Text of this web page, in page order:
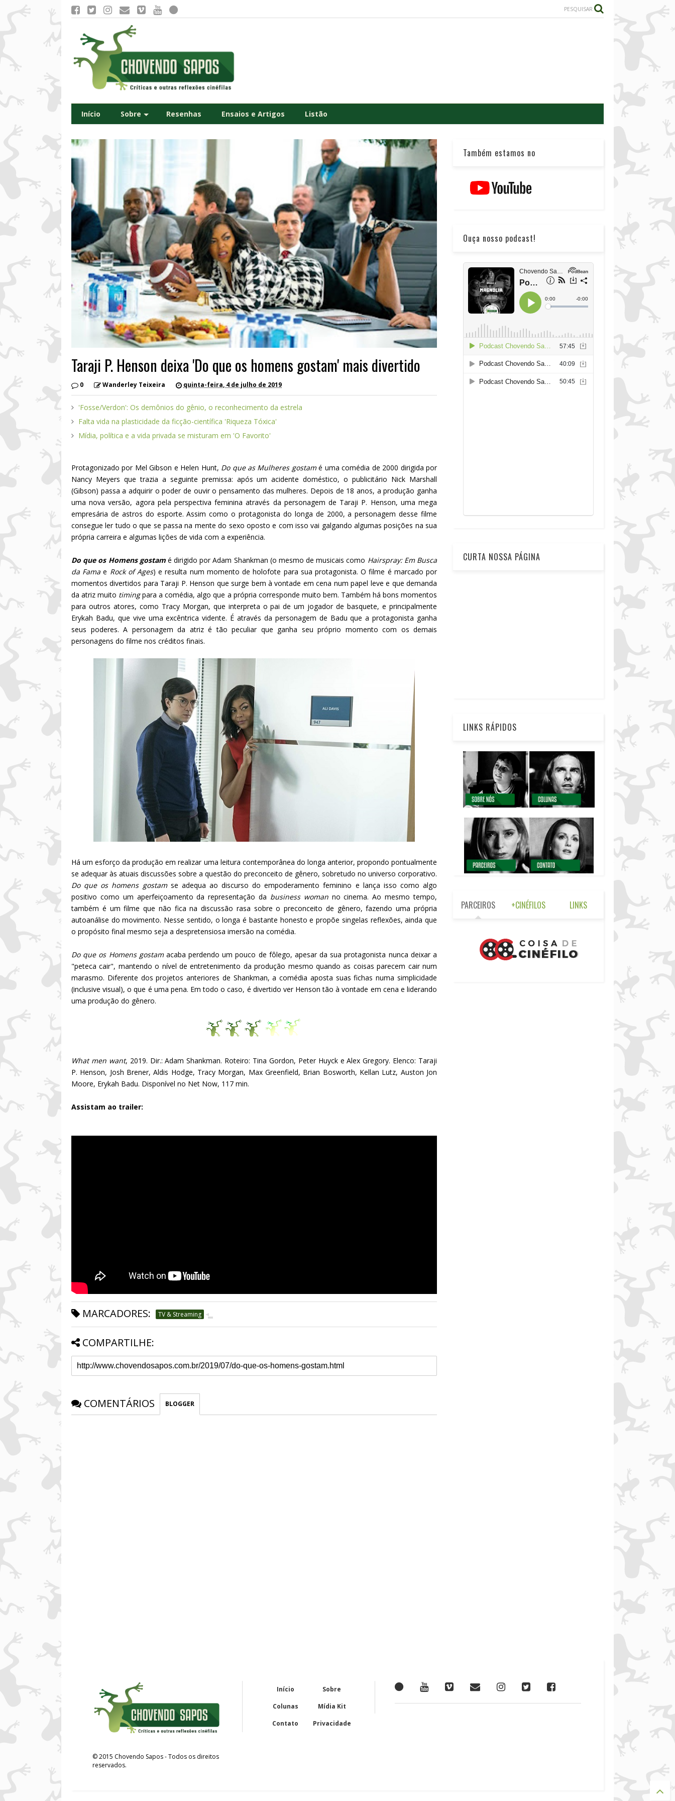
PESQUISAR
Início Sobre Resenhas Ensaios e Artigos Listão
Taraji P. Henson deixa 'Do que os homens gostam' mais divertido
0 Wanderley Teixeira quinta-feira, 4 de julho de 2019
'Fosse/Verdon': Os demônios do gênio, o reconhecimento da estrela
Falta vida na plasticidade da ficção-científica 'Riqueza Tóxica'
Mídia, política e a vida privada se misturam em 'O Favorito'
Protagonizado por Mel Gibson e Helen Hunt, Do que as Mulheres gostamé uma comédia de 2000 dirigida por
Nancy Meyers que trazia a seguinte premissa: após um acidente doméstico, o publicitário Nick Marshall
(Gibson) passa a adquirir o poder de ouvir o pensamento das mulheres. Depois de 18 anos, a produção ganha
uma nova versão, agora pela perspectiva feminina através da personagem de Taraji P. Henson, uma mega
empresária de astros do esporte. Assim como o protagonista do longa de 2000, a personagem desse filme
consegue ler tudo o que se passa na mente do sexo oposto e com isso vai galgando algumas posições na sua
própria carreira e algumas lições de vida com a experiência.
Do que os Homens gostam é dirigido por Adam Shankman (o mesmo de musicais como Hairspray: Em Busca
da Famae Rock of Ages) e resulta num momento de holofote para sua protagonista. O filme é marcado por
momentos divertidos para Taraji P. Henson que surge bem à vontade em cena num papel leve e que demanda
da atriz muito timingpara a comédia, algo que a própria corresponde muito bem. Também há bons momentos
para outros atores, como Tracy Morgan, que interpreta o pai de um jogador de basquete, e principalmente
Erykah Badu, que vive uma excêntrica vidente. É através da personagem de Badu que a protagonista ganha
seus poderes. A personagem da atriz é tão peculiar que ganha seu próprio momento com os demais
personagens do filme nos créditos finais.
Há um esforço da produção em realizar uma leitura contemporânea do longa anterior, propondo pontualmente
se adequar às atuais discussões sobre a questão do preconceito de gênero, sobretudo no universo corporativo.
Do que os homens gostam se adequa ao discurso do empoderamento feminino e lança isso como algo
positivo como um aperfeiçoamento da representação da business woman no cinema. Ao mesmo tempo,
também é um filme que não fica na discussão rasa sobre o preconceito de gênero, fazendo uma própria
autoanálise do movimento. Nesse sentido, o longa é bastante honesto e propõe singelas reflexões, ainda que
o propósito final mesmo seja a despretensiosa imersão na comédia.
Do que os Homens gostam acaba perdendo um pouco de fôlego, apesar da sua protagonista nunca deixar a
"peteca cair", mantendo o nível de entretenimento da produção mesmo quando as coisas parecem cair num
marasmo. Diferente dos projetos anteriores de Shankman, a comédia aposta suas fichas numa simplicidade
(inclusive visual), o que é uma pena. Em todo o caso, é divertido ver Henson tão à vontade em cena e liderando
uma produção do gênero.
What men want, 2019. Dir.: Adam Shankman. Roteiro: Tina Gordon, Peter Huyck e Alex Gregory. Elenco: Taraji
P. Henson, Josh Brener, Aldis Hodge, Tracy Morgan, Max Greenfield, Brian Bosworth, Kellan Lutz, Auston Jon
Moore, Erykah Badu. Disponível no Net Now, 117 min.
Assistam ao trailer:
MARCADORES: TV & Streaming
COMPARTILHE:
COMENTÁRIOS BLOGGER
Também estamos no
Ouça nosso podcast!
CURTA NOSSA PÁGINA
LINKS RÁPIDOS
PARCEIROS +CINÉFILOS LINKS
©2015 Chovendo Sapos- Todos os direitos
reservados.
Início
Sobre
Colunas
Mídia Kit
Contato
Privacidade